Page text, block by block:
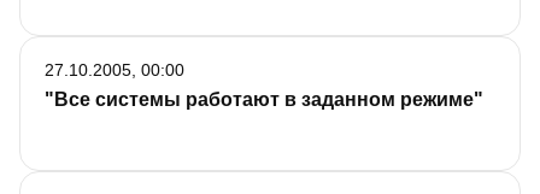
"Все системы работают в заданном режиме"
27.10.2005, 00:00